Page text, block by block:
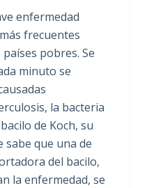
enfermedad
frecuentes
pobres. Se
minuto se
la bacteria
de Koch, su
sabe que una de
del bacilo,
la enfermedad, se